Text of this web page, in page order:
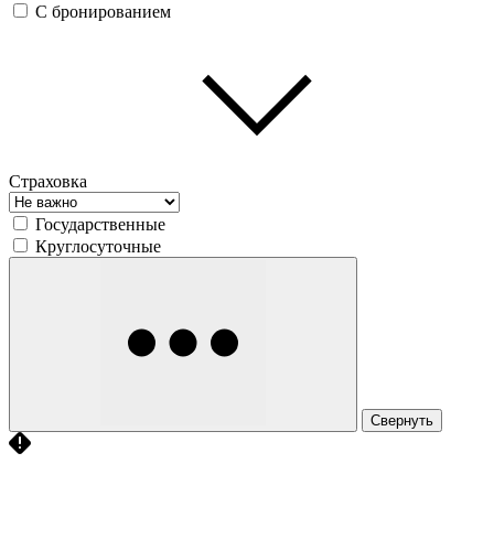
С бронированием
Страховка
Государственные
Круглосуточные
Свернуть